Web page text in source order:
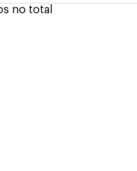
no total